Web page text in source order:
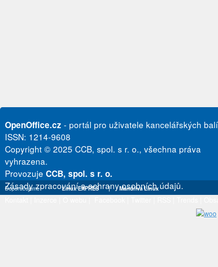
OpenOffice.cz - portál pro uživatele kancelářských
ISSN: 1214-9608
Copyright © 2025 CCB, spol. s r. o., všechna práva
vyhrazena.
Provozuje CCB, spol. s r. o.
Zásady zpracování a ochrany osobních údajů.
Doporučujeme Linux EXPRES | Mandriva Linux